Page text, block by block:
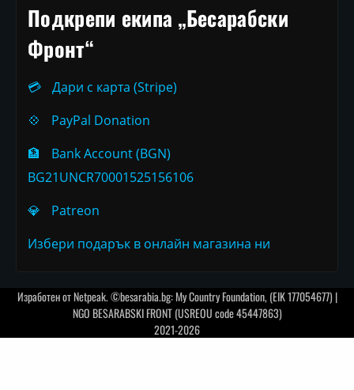
Подкрепи екипа „Бесарабски
Фронт“
💳
Дари с карта (Stripe)
💠
PayPal Donation
🏦
Bank Account (BGN)
BG21UNCR70001525156106
💎
Patreon
Избери подарък в онлайн магазина ни
Изработен отNetpeak. ©besarabia.bg: My Country Foundation, (EIK 177054677) |
NGO BESARABSKI FRONT (USREOU code 45447863)
2021-2026